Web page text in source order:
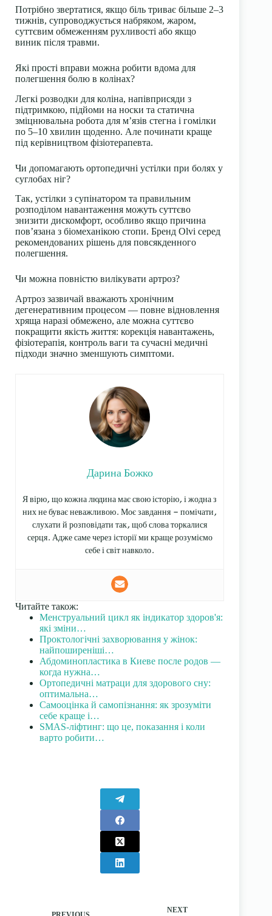
Потрібно звертатися, якщо біль триває більше 2–3
тижнів, супроводжується набряком, жаром,
суттєвим обмеженням рухливості або якщо
виник після травми.
Які прості вправи можна робити вдома для
полегшення болю в колінах?
Легкі розводки для коліна, напівприсяди з
підтримкою, підйоми на носки та статична
зміцнювальна робота для м’язів стегна і гомілки
по 5–10 хвилин щоденно. Але починати краще
під керівництвом фізіотерапевта.
Чи допомагають ортопедичні устілки при болях у
суглобах ніг?
Так, устілки з супінатором та правильним
розподілом навантаження можуть суттєво
знизити дискомфорт, особливо якщо причина
пов’язана з біомеханікою стопи. Бренд Olvi серед
рекомендованих рішень для повсякденного
полегшення.
Чи можна повністю вилікувати артроз?
Артроз зазвичай вважають хронічним
дегенеративним процесом — повне відновлення
хряща наразі обмежено, але можна суттєво
покращити якість життя: корекція навантажень,
фізіотерапія, контроль ваги та сучасні медичні
підходи значно зменшують симптоми.
Дарина Божко
Я вірю, що кожна людина має свою історію, і жодна з
них не буває неважливою. Моє завдання — помічати,
слухати й розповідати так, щоб слова торкалися
серця. Адже саме через історії ми краще розуміємо
себе і світ навколо.
Читайте також:
Менструальний цикл як індикатор здоров'я:
які зміни…
Проктологічні захворювання у жінок:
найпоширеніші…
Абдоминопластика в Киеве после родов —
когда нужна…
Ортопедичні матраци для здорового сну:
оптимальна…
Самооцінка й самопізнання: як зрозуміти
себе краще і…
SMAS-ліфтинг: що це, показання і коли
варто робити…
NEXT